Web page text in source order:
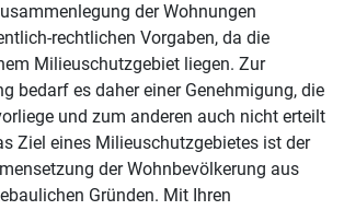
der Wohnungen
rechtlichen Vorgaben, da die
Milieuschutzgebiet liegen. Zur
bedarf es daher einer Genehmigung, die
und zum anderen auch nicht erteilt
Ziel eines Milieuschutzgebietes ist der
der Wohnbevölkerung aus
Gründen. Mit Ihren